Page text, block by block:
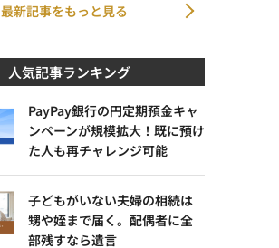
最新記事をもっと見る
人気記事ランキング
PayPay銀行の円定期預金キャ
ンペーンが規模拡大！既に預け
た人も再チャレンジ可能
子どもがいない夫婦の相続は
甥や姪まで届く。配偶者に全
部残すなら遺言